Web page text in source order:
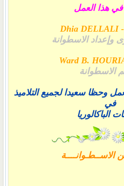
هذا العمل
Dhia DELLALI
وإعداد الاسطوانة
Ward B.
الاسطوانة
وحظا سعيدا لجميع التلاميذ
في
الباكالوريا
الاســطـوانــــة